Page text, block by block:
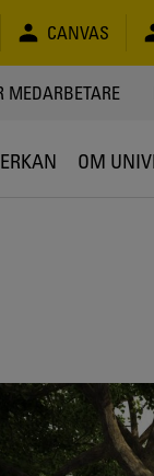
CANVAS
MEDARBETARE
OM